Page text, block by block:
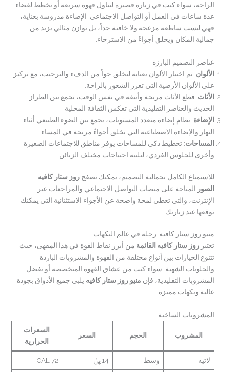
الراحة، سواء كنت في زيارة قصيرة لتناول قهوة سريعة أو تخطط لقضاء
عدة ساعات في العمل أو التواصل الاجتماعي. الإضاءة مدروسة بعناية،
فهي ليست ساطعة مزعجة ولا خافتة جداً، بل توازن مثالي يزيد من
جمالية المكان ويخلق أجواءً من الاسترخاء.
عناصر التصميم البارزة
الألوان: تم اختيار الألوان بعناية لتخلق جواً من الدفء والترحيب، مع تركيز
على الألوان الأرضية التي تعزز الشعور بالراحة.
الأثاث: قطع الأثاث مريحة وأنيقة في نفس الوقت، تجمع بين الطراز
الحديث والعناصر التقليدية التي تعكس الثقافة المحلية.
الإضاءة: نظام إضاءة متعدد المستويات، يجمع بين الضوء الطبيعي أثناء
النهار والإضاءة الاصطناعية التي تخلق أجواءً مريحة في المساء.
المساحات: تخطيط ذكي للمساحات يوفر مناطق للاجتماعات الصغيرة
وأخرى للجلوس الفردي، لتلبية احتياجات مختلف الزبائن.
للاستمتاع الكامل بجمالية التصميم، يمكنك تصفحروز ستار كافيه
الصور المتاحة على منصات التواصل الاجتماعي والمراجعات عبر
الإنترنت، والتي تعطي لمحة واضحة عن الأجواء الاستثنائية التي يمكنك
توقعها عند زيارتك.
منيو روز ستار كافيه: رحلة في عالم النكهات
تعتبرروز ستار كافيه القائمة من أبرز نقاط القوة في هذا المقهى، حيث
تتنوع الخيارات بين أنواع مختلفة من القهوة والمشروبات الباردة
والحلويات الشهية. سواء كنت من عشاق القهوة المتخصصة أو تفضل
المشروبات التقليدية، فإن منيو روز ستار كافيه يلبي جميع الأذواق بجودة
عالية ونكهات مميزة.
المشروبات الساخنة
المشروب الحجم السعر
السعرات
الحرارية
لاتيه وسط 14﷼ 72 CAL